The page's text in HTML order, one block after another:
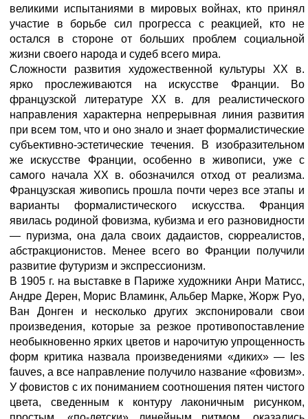
великими испытаниями в мировых войнах, кто принял
участие в борьбе сил прогресса с реакцией, кто не
остался в стороне от больших проблем социальной
жизни своего народа и судеб всего мира.
Сложности развития художественной культуры XX в.
ярко прослеживаются на искусстве Франции. Во
французской литературе XX в. для реалистического
направления характерна непрерывная линия развития
при всем том, что и оно знало и знает формалистические
субъективно-эстетические течения. В изобразительном
же искусстве Франции, особенно в живописи, уже с
самого начала XX в. обозначился отход от реализма.
Французская живопись прошла почти через все этапы и
варианты формалистического искусства. Франция
явилась родиной фовизма, кубизма и его разновидности
— пуризма, она дала своих дадаистов, сюрреалистов,
абстракционистов. Менее всего во Франции получили
развитие футуризм и экспрессионизм.
В 1905 г. на выставке в Париже художники Анри Матисс,
Андре Дерен, Морис Вламинк, Альбер Марке, Жорж Руо,
Ван Донген и несколько других экспонировали свои
произведения, которые за резкое противопоставление
необыкновенно ярких цветов и нарочитую упрощенность
форм критика назвала произведениями «диких» — les
fauves, а все направление получило название «фовизм».
У фовистов с их пониманием соотношения пятен чистого
цвета, сведенным к контуру лаконичным рисунком,